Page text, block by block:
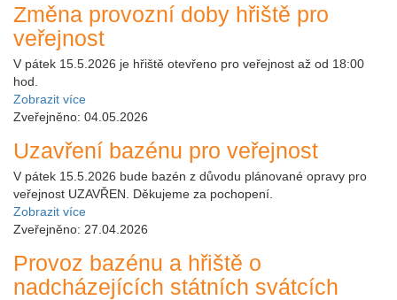
Změna provozní doby hřiště pro
veřejnost
V pátek 15.5.2026 je hřiště otevřeno pro veřejnost až od 18:00
hod.
Zobrazit více
Zveřejněno: 04.05.2026
Uzavření bazénu pro veřejnost
V pátek 15.5.2026 bude bazén z důvodu plánované opravy pro
veřejnost UZAVŘEN. Děkujeme za pochopení.
Zobrazit více
Zveřejněno: 27.04.2026
Provoz bazénu a hřiště o
nadcházejících státních svátcích